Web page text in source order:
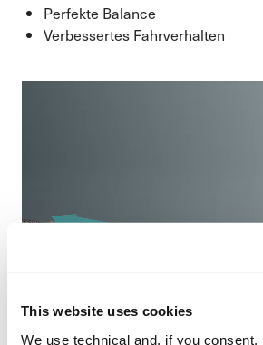
This website uses cookies
We use technical and, if you consent,
Perfekte Balance
Verbessertes Fahrverhalten